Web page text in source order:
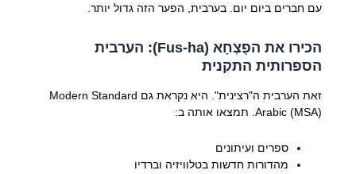
עם חברים ביום יום. בערבית, הפער הזה גדול יותר.
הכירו את הפֻצְחָא (Fus-ha)
: הערבית
הספרותית התקנית
זאת הערבית ה"רצינית". היא נקראת גם Modern Standard
Arabic (MSA). תמצאו אותה ב:
ספרים ועיתונים
מהדורות חדשות בטלוויזיה וברדיו